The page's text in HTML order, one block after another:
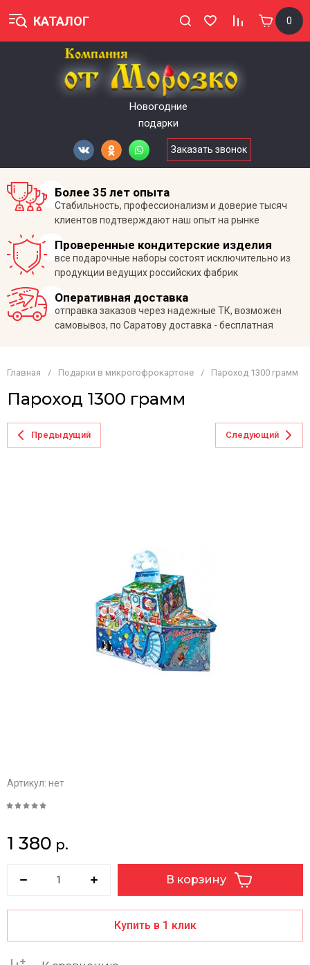
КАТАЛОГ 0
Новогодние
подарки
Заказать звонок
Более 35 лет опыта
Стабильность, профессионализм и доверие тысяч
клиентов подтверждают наш опыт на рынке
Проверенные кондитерские изделия
все подарочные наборы состоят исключительно из
продукции ведущих российских фабрик
Оперативная доставка
отправка заказов через надежные ТК, возможен
самовывоз, по Саратову доставка - бесплатная
Главная / Подарки в микрогофрокартоне / Пароход 1300 грамм
Пароход 1300 грамм
Предыдущий Следующий
Артикул: нет
1 380 р.
В корзину
Купить в 1 клик